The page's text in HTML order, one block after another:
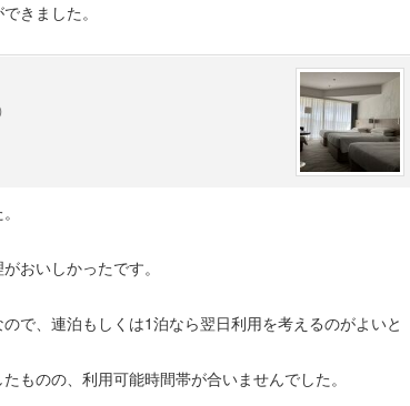
入りますが、反射神経が落ちるお年頃になると、盛大
いです（笑）
フロアおよび琉球スイートに宿泊の方か、Club Savvy
。
終入場23:15）
めクローズ
素塩温泉（硫化水素型）で、お肌がスベスベになり
んびり入れて良いと思います！
きました。
おいしかったです。
で、連泊もしくは1泊なら翌日利用を考えるのがよいと
ものの、利用可能時間帯が合いませんでした。